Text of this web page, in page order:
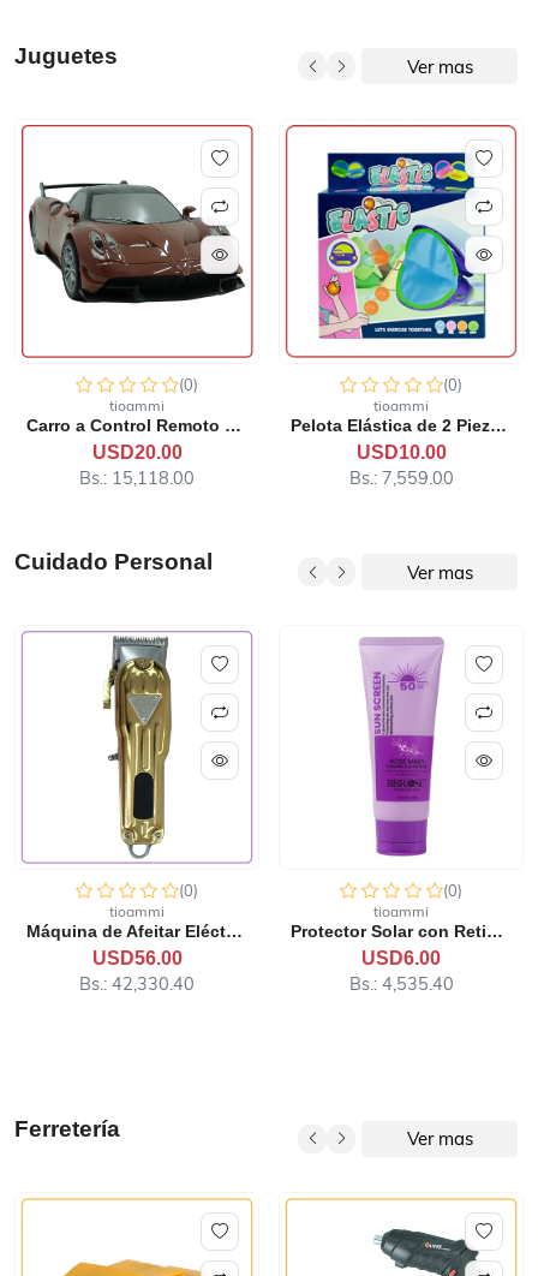
Juguetes Ver mas
(0)
tioammi
Carro a Control Remoto 91-...
USD20.00
Bs.: 15,118.00
(0)
tioammi
Pelota Elástica de 2 Pieza...
USD10.00
Bs.: 7,559.00
Cuidado Personal Ver mas
(0)
tioammi
Máquina de Afeitar Eléctri...
USD56.00
Bs.: 42,330.40
(0)
tioammi
Protector Solar con Retino...
USD6.00
Bs.: 4,535.40
Ferretería Ver mas